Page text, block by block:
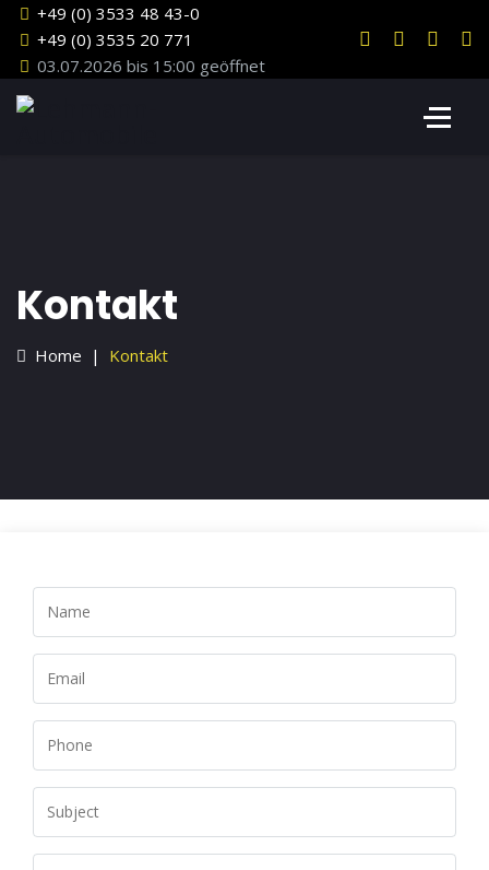
+49 (0) 3533 48 43-0
+49 (0) 3535 20 771
03.07.2026 bis 15:00 geöffnet
Kontakt
Home Kontakt